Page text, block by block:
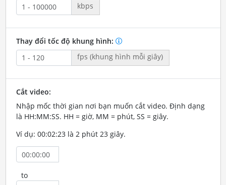
kbps
Thay đổi tốc độ khung hình:
fps (khung hình mỗi giây)
Cắt video:
Nhập mốc thời gian nơi bạn muốn cắt video. Định dạng
là HH:MM:SS. HH = giờ, MM = phút, SS = giây.
Ví dụ: 00:02:23 là 2 phút 23 giây.
to